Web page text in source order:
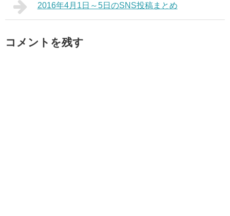
2016年4月1日～5日のSNS投稿まとめ
コメントを残す